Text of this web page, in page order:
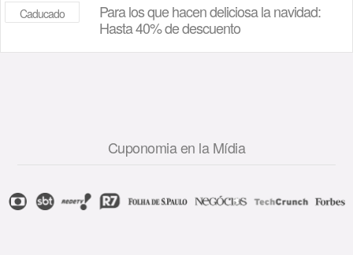
Para los que hacen deliciosa la navidad:
Hasta 40% de descuento
Caducado
Cuponomia en la Mídia